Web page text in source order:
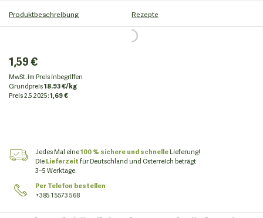
Produktbeschreibung Rezepte
1,59 €
MwSt. im Preis inbegriffen
Grundpreis18.93 €/kg
Preis2.5.2025:1,69 €
Jedes Mal eine100 % sichere und schnelleLieferung!
DieLieferzeitfür Deutschland und Österreich beträgt
3–5 Werktage.
Per Telefon bestellen
+385 1 5573 568